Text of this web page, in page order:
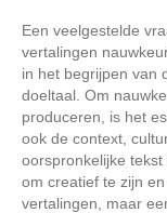
Een veelgestelde
vertalingen
in het begrijpen van
doeltaal. Om
produceren, is het
ook de context,
oorspronkelijke
om creatief te zijn
vertalingen, maar